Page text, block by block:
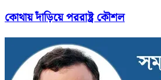
কোথায় দাঁড়িয়ে পররাষ্ট্র কৌশল